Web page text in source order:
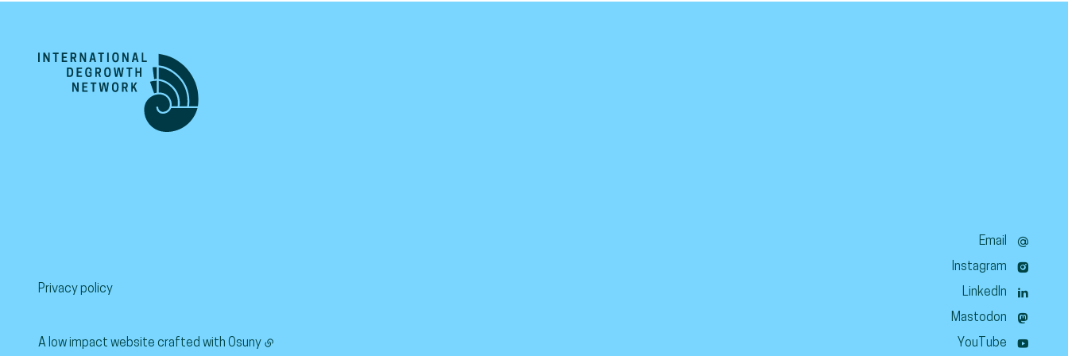
Email
Instagram
LinkedIn
Mastodon
YouTube
Privacy policy
A low impact website crafted with Osuny